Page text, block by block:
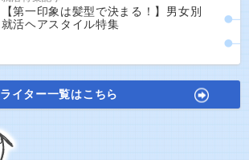
【第一印象は髪型で決まる！】男女別
就活ヘアスタイル特集
ライター一覧はこちら